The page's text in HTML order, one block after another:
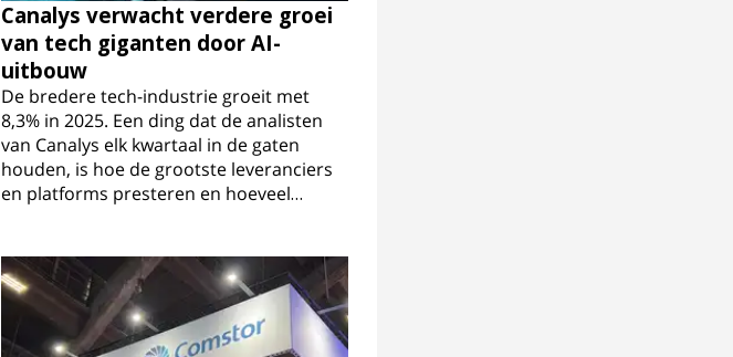
Canalys verwacht verdere groei
van tech giganten door AI-
uitbouw
De bredere tech-industrie groeit met
8,3% in 2025. Een ding dat de analisten
van Canalys elk kwartaal in de gaten
houden, is hoe de grootste leveranciers
en platforms presteren en hoeveel…